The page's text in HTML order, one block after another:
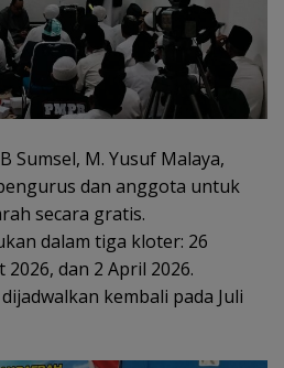
Sumsel, M. Yusuf Malaya,
dan anggota untuk
secara gratis.
dalam tiga kloter: 26
dan 2 April 2026.
kembali pada Juli